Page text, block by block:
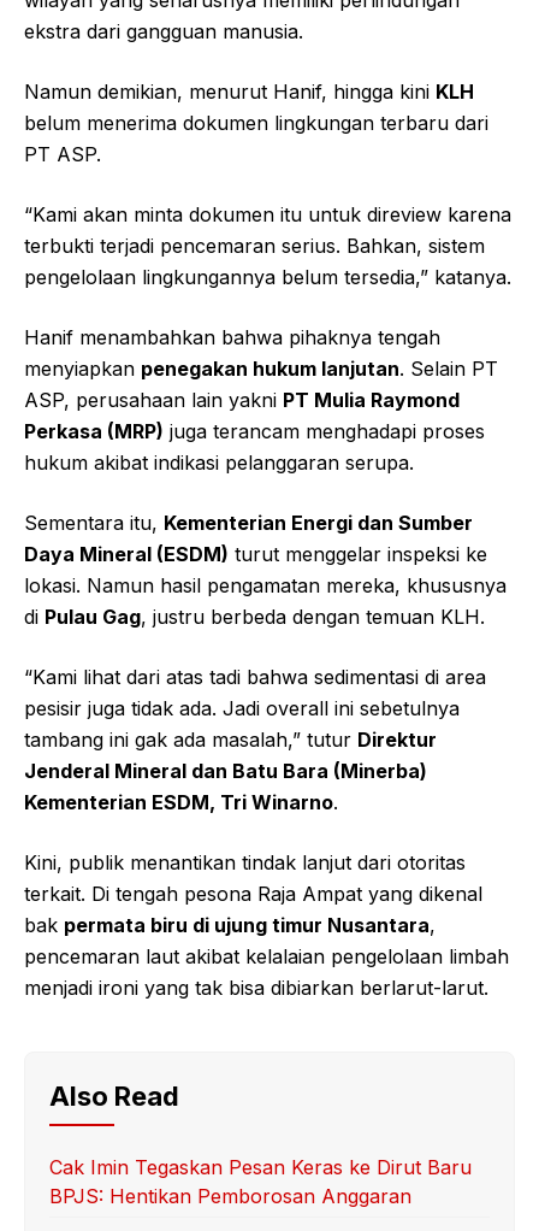
ekstra dari gangguan manusia.
Namun demikian, menurut Hanif, hingga kini KLH
belum menerima dokumen lingkungan terbaru dari
PT ASP.
“Kami akan minta dokumen itu untuk direview karena
terbukti terjadi pencemaran serius. Bahkan, sistem
pengelolaan lingkungannya belum tersedia,” katanya.
Hanif menambahkan bahwa pihaknya tengah
menyiapkan penegakan hukum lanjutan. Selain PT
ASP, perusahaan lain yakni PT Mulia Raymond
Perkasa (MRP) juga terancam menghadapi proses
hukum akibat indikasi pelanggaran serupa.
Sementara itu, Kementerian Energi dan Sumber
Daya Mineral (ESDM) turut menggelar inspeksi ke
lokasi. Namun hasil pengamatan mereka, khususnya
di Pulau Gag, justru berbeda dengan temuan KLH.
“Kami lihat dari atas tadi bahwa sedimentasi di area
pesisir juga tidak ada. Jadi overall ini sebetulnya
tambang ini gak ada masalah,” tutur Direktur
Jenderal Mineral dan Batu Bara (Minerba)
Kementerian ESDM, Tri Winarno.
Kini, publik menantikan tindak lanjut dari otoritas
terkait. Di tengah pesona Raja Ampat yang dikenal
bak permata biru di ujung timur Nusantara,
pencemaran laut akibat kelalaian pengelolaan limbah
menjadi ironi yang tak bisa dibiarkan berlarut-larut.
Also Read
Cak Imin Tegaskan Pesan Keras ke Dirut Baru
BPJS: Hentikan Pemborosan Anggaran